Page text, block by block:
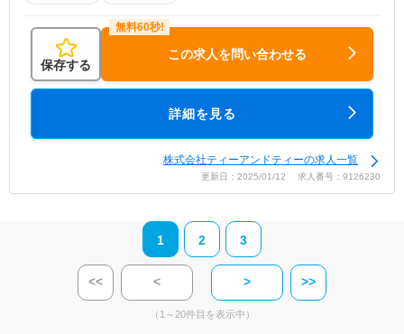
保存する
この求人を問い合わせる
詳細を見る
株式会社ティーアンドティーの求人一覧
更新日：2025/01/12 求人番号：9126230
1 2 3
<< < > >>
（1～20件目を表示中）